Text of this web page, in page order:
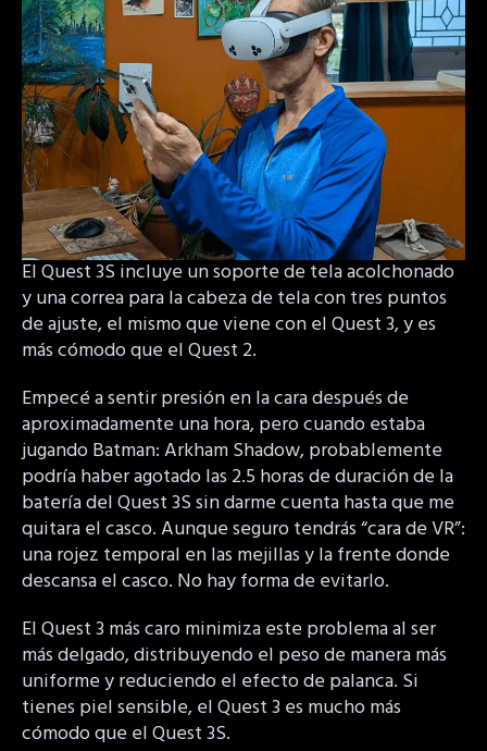
El Quest 3S incluye un soporte de tela acolchonado
y una correa para la cabeza de tela con tres puntos
de ajuste, el mismo que viene con el Quest 3, y es
más cómodo que el Quest 2.
Empecé a sentir presión en la cara después de
aproximadamente una hora, pero cuando estaba
jugando Batman: Arkham Shadow, probablemente
podría haber agotado las 2.5 horas de duración de la
batería del Quest 3S sin darme cuenta hasta que me
quitara el casco. Aunque seguro tendrás “cara de VR”:
una rojez temporal en las mejillas y la frente donde
descansa el casco. No hay forma de evitarlo.
El Quest 3 más caro minimiza este problema al ser
más delgado, distribuyendo el peso de manera más
uniforme y reduciendo el efecto de palanca. Si
tienes piel sensible, el Quest 3 es mucho más
cómodo que el Quest 3S.